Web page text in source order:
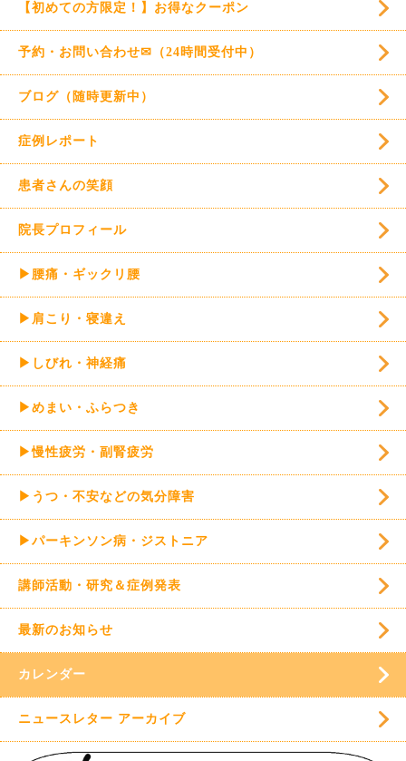
【初めての方限定！】お得なクーポン
予約・お問い合わせ✉（24時間受付中）
ブログ（随時更新中）
症例レポート
患者さんの笑顔
院長プロフィール
▶腰痛・ギックリ腰
▶肩こり・寝違え
▶しびれ・神経痛
▶めまい・ふらつき
▶慢性疲労・副腎疲労
▶うつ・不安などの気分障害
▶パーキンソン病・ジストニア
講師活動・研究＆症例発表
最新のお知らせ
カレンダー
ニュースレター アーカイブ